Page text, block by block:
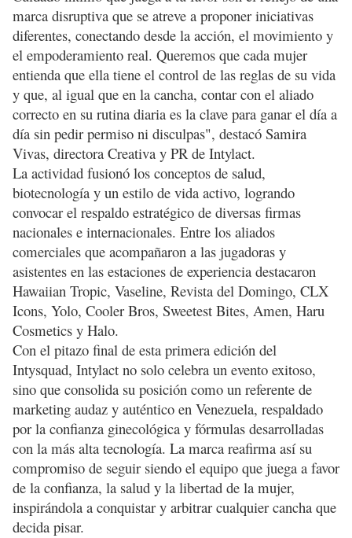
marca disruptiva que se atreve a proponer iniciativas
diferentes, conectando desde la acción, el movimiento y
el empoderamiento real. Queremos que cada mujer
entienda que ella tiene el control de las reglas de su vida
y que, al igual que en la cancha, contar con el aliado
correcto en su rutina diaria es la clave para ganar el día a
día sin pedir permiso ni disculpas", destacó Samira
Vivas, directora Creativa y PR de Intylact.
La actividad fusionó los conceptos de salud,
biotecnología y un estilo de vida activo, logrando
convocar el respaldo estratégico de diversas firmas
nacionales e internacionales. Entre los aliados
comerciales que acompañaron a las jugadoras y
asistentes en las estaciones de experiencia destacaron
Hawaiian Tropic, Vaseline, Revista del Domingo, CLX
Icons, Yolo, Cooler Bros, Sweetest Bites, Amen, Haru
Cosmetics y Halo.
Con el pitazo final de esta primera edición del
Intysquad, Intylact no solo celebra un evento exitoso,
sino que consolida su posición como un referente de
marketing audaz y auténtico en Venezuela, respaldado
por la confianza ginecológica y fórmulas desarrolladas
con la más alta tecnología. La marca reafirma así su
compromiso de seguir siendo el equipo que juega a favor
de la confianza, la salud y la libertad de la mujer,
inspirándola a conquistar y arbitrar cualquier cancha que
decida pisar.